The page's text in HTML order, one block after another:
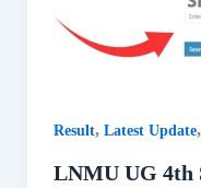
Result, Latest Update,
LNMU UG 4th